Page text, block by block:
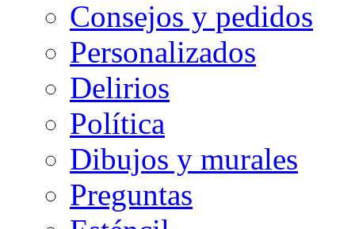
Consejos y pedidos
Personalizados
Delirios
Política
Dibujos y murales
Preguntas